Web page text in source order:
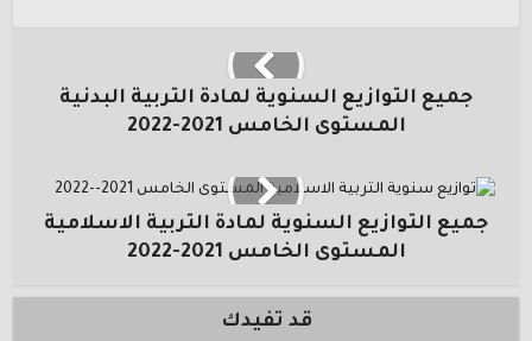
جميع التوازيع السنوية لمادة التربية البدنية
المستوى الخامس 2021-2022
جميع التوازيع السنوية لمادة التربية الاسلامية
المستوى الخامس 2021-2022
قد تفيدك